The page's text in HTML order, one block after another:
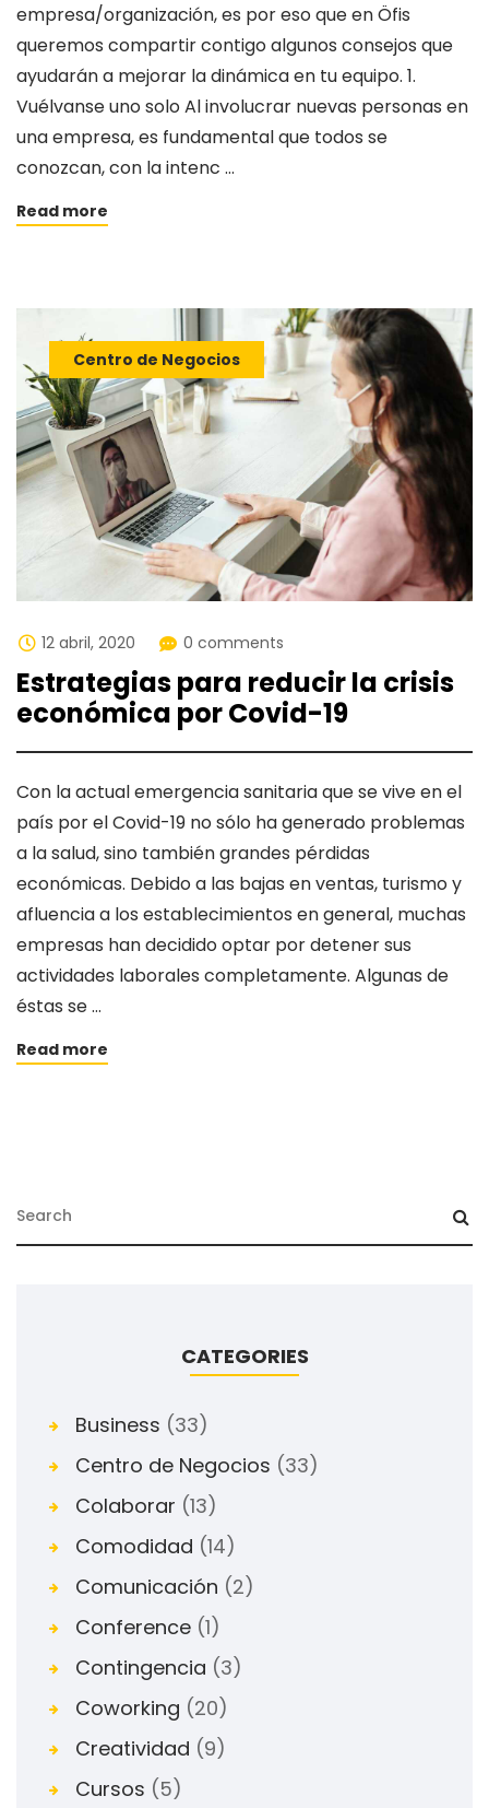
empresa/organización, es por eso que en Öfis
queremos compartir contigo algunos consejos que
ayudarán a mejorar la dinámica en tu equipo. 1.
Vuélvanse uno solo Al involucrar nuevas personas en
una empresa, es fundamental que todos se
conozcan, con la intenc …
Read more
Centro de Negocios
12 abril, 2020 0 comments
Estrategias para reducir la crisis
económica por Covid-19
Con la actual emergencia sanitaria que se vive en el
país por el Covid-19 no sólo ha generado problemas
a la salud, sino también grandes pérdidas
económicas. Debido a las bajas en ventas, turismo y
afluencia a los establecimientos en general, muchas
empresas han decidido optar por detener sus
actividades laborales completamente. Algunas de
éstas se …
Read more
CATEGORIES
Business (33)
Centro de Negocios (33)
Colaborar (13)
Comodidad (14)
Comunicación (2)
Conference (1)
Contingencia (3)
Coworking (20)
Creatividad (9)
Cursos (5)